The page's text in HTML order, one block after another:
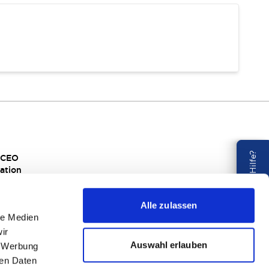
Medien
Daten
Alle zulassen
Auswahl erlauben
Benötigen Sie Hilfe?